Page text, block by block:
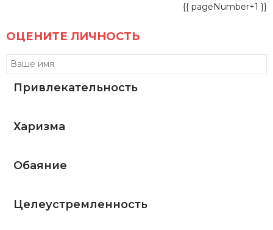
{{ pageNumber+1 }}
ОЦЕНИТЕ ЛИЧНОСТЬ
Привлекательность
Харизма
Обаяние
Целеустремленность